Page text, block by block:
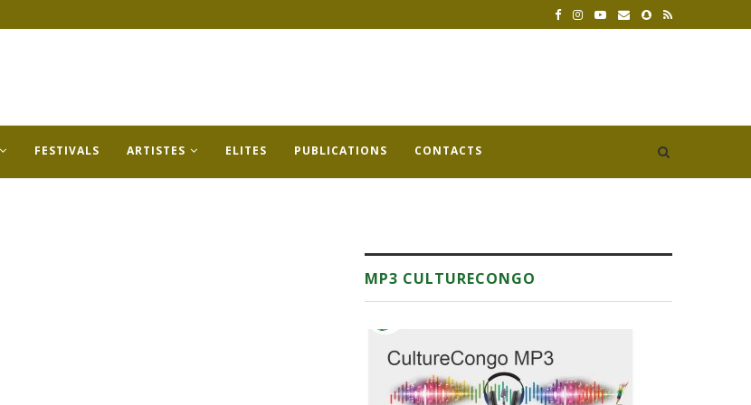
FESTIVALS ARTISTES ELITES PUBLICATIONS CONTACTS
MP3 CULTURECONGO